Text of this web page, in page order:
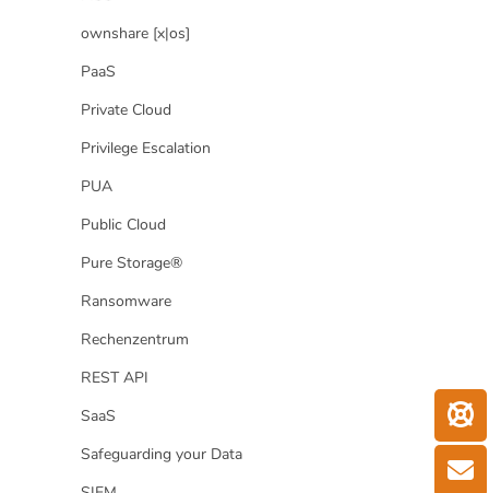
ownshare [x|os]
PaaS
Private Cloud
Privilege Escalation
PUA
Public Cloud
Pure Storage®
Ransomware
Rechenzentrum
REST API
SaaS
Safeguarding your Data